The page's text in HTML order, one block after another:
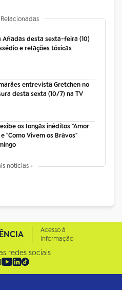
Afiadas desta sexta-feira (10)
e relações tóxicas
entrevista Gretchen no
desta sexta (10/7) na TV
os longas inéditos "Amor
"Como Vivem os Bravos"
notícias +
Acesso à
Informação
redes sociais